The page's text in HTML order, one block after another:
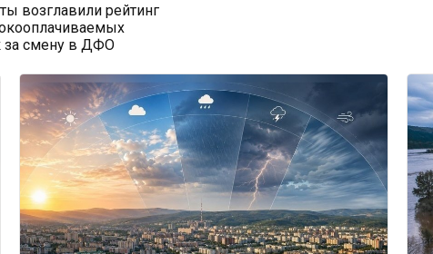
возглавили рейтинг
за смену в ДФО